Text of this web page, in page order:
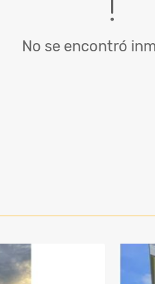
No se encontró